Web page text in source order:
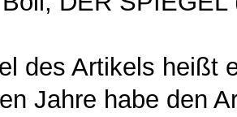
des Artikels heißt
Jahre habe den